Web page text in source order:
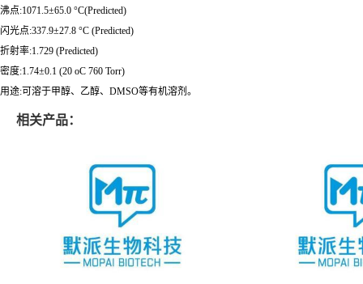
沸点:1071.5±65.0 °C(Predicted)
闪光点:337.9±27.8 °C (Predicted)
折射率:1.729 (Predicted)
密度:1.74±0.1 (20 oC 760 Torr)
用途:可溶于甲醇、乙醇、DMSO等有机溶剂。
相关产品：